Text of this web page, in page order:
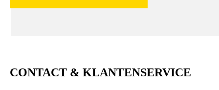
CONTACT & KLANTENSERVICE